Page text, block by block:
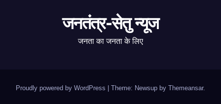
जनतंत्र-सेतु न्यूज
जनता का जनता के लिए
Proudly powered by WordPress Theme: Newsup by Themeansar.